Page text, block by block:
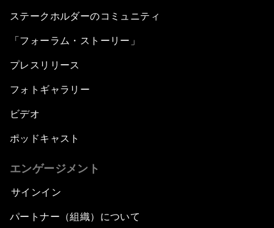
ステークホルダーのコミュニティ
「フォーラム・ストーリー」
プレスリリース
フォトギャラリー
ビデオ
ポッドキャスト
エンゲージメント
サインイン
パートナー（組織）について